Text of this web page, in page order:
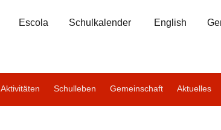
Escola Schulkalender English
Schulleben Gemeinschaft Aktuelles